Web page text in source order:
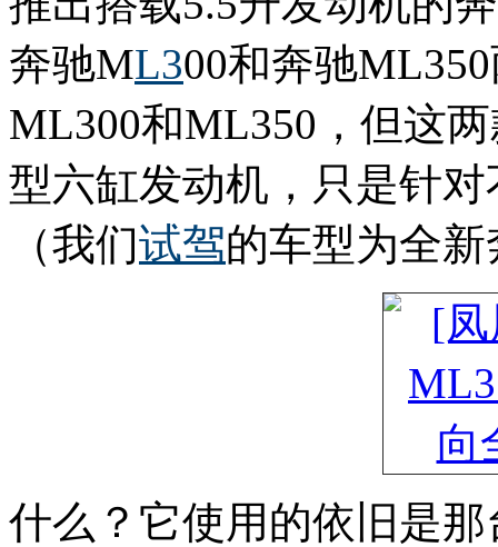
奔驰ML300和奔驰
ML300和ML350，但这
型六缸发动机，只是针
（我们试驾的车型为全
什么？它使用的依旧是